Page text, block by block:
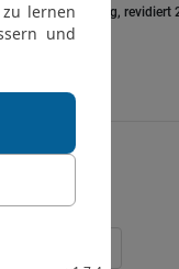
Übersetzung,